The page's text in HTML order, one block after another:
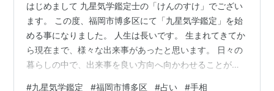
はじめまして 九星気学鑑定士の「けんのすけ」でござい
ます。 この度、福岡市博多区にて「九星気学鑑定」を始
める事になりました。 人生は長いです。 生まれてきてか
ら現在まで、様々な出来事があったと思います。 日々の
暮らしの中で、出来事を良い方向へ向かわせることが出
#九星気学鑑定 #福岡市博多区 #占い #手相